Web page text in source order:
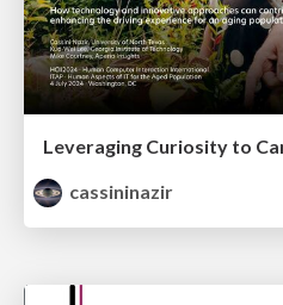
cassininazir